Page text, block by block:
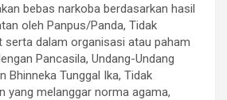
bebas narkoba berdasarkan hasil
oleh Panpus/Panda, Tidak
serta dalam organisasi atau paham
Pancasila, Undang-Undang
Bhinneka Tunggal Ika, Tidak
yang melanggar norma agama,